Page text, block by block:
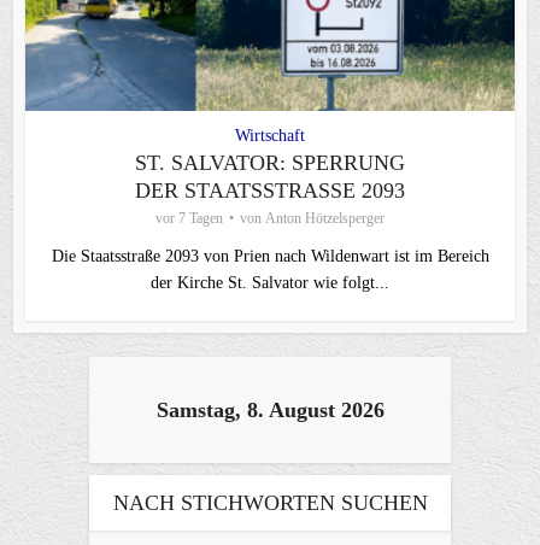
Wirtschaft
ST. SALVATOR: SPERRUNG
DER STAATSSTRASSE 2093
vor 7 Tagen von Anton Hötzelsperger
Die Staatsstraße 2093 von Prien nach Wildenwart ist im Bereich
der Kirche St. Salvator wie folgt...
Samstag, 8. August 2026
NACH STICHWORTEN SUCHEN